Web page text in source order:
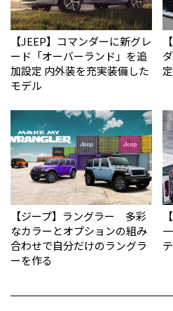
【JEEP】コマンダーに新グレ
ード「オーバーランド」を追
加設定 内外装を充実装備した
モデル
定
【ジープ】ラングラー 多彩
なカラーとオプションの組み
合わせで自分だけのラングラ
ーを作る